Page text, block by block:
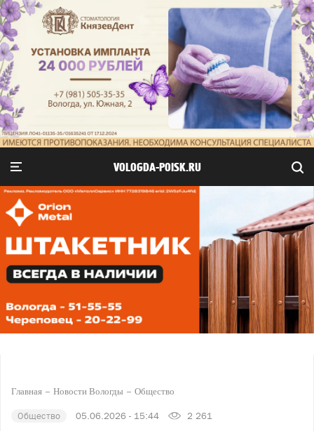
VOLOGDA-POISK.RU
Главная Новости Вологды Общество
Общество 05.06.2026 - 15:44 2 261